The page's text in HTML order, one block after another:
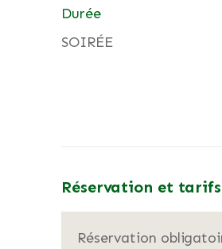
Durée
SOIRÉE
Réservation et tarifs
Réservation